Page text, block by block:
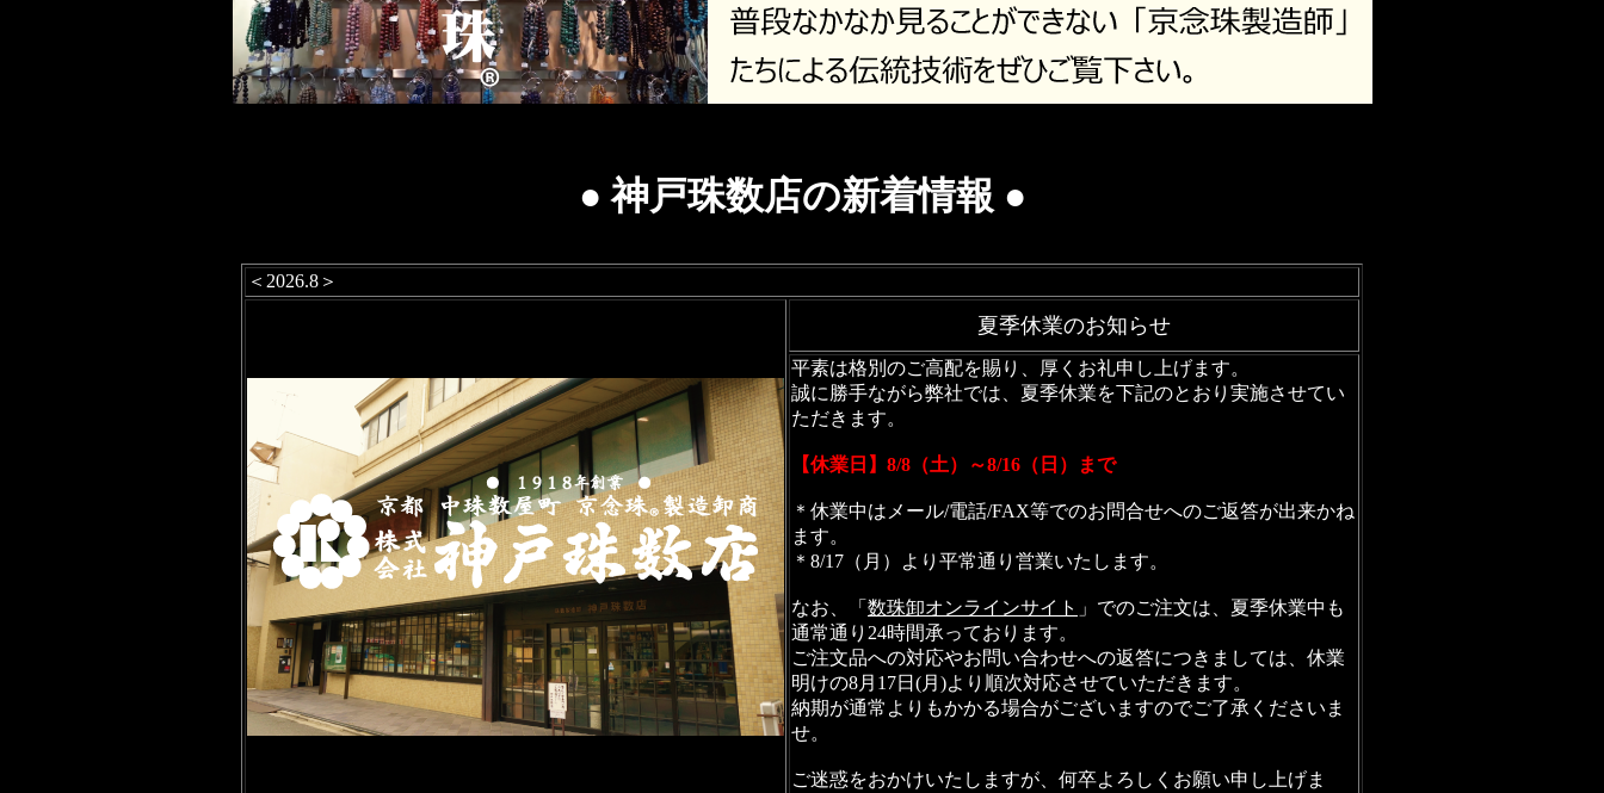
● 神戸珠数店の新着情報 ●
＜2026.8＞
夏季休業のお知らせ
平素は格別のご高配を賜り、厚くお礼申し上げます。
誠に勝手ながら弊社では、夏季休業を下記のとおり実施させてい
ただきます。
【休業日】8/8（土）～8/16（日）まで
＊休業中はメール/電話/FAX等でのお問合せへのご返答が出来かね
ます。
＊8/17（月）より平常通り営業いたします。
なお、「 数珠卸オンラインサイト 」でのご注文は、夏季休業中も
通常通り24時間承っております。
ご注文品への対応やお問い合わせへの返答につきましては、休業
明けの8月17日(月)より順次対応させていただきます。
納期が通常よりもかかる場合がございますのでご了承くださいま
せ。
ご迷惑をおかけいたしますが、何卒よろしくお願い申し上げま